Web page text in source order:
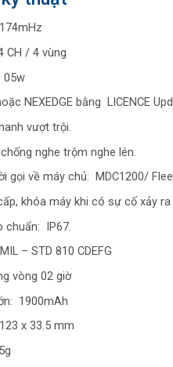
CH / 4 vùng
05w
NEXEDGE bằng LICENCE
vượt trội.
nghe trộm nghe lén.
gọi về máy chủ: MDC1200/
khóa máy khi có sự cố xảy ra
chuẩn: IP67.
– STD 810 CDEFG
vòng 02 giờ
1900mAh
x 33.5 mm